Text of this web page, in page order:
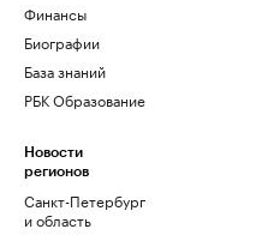
Финансы
Биографии
База знаний
РБК Образование
Новости
регионов
Санкт-Петербург
и область